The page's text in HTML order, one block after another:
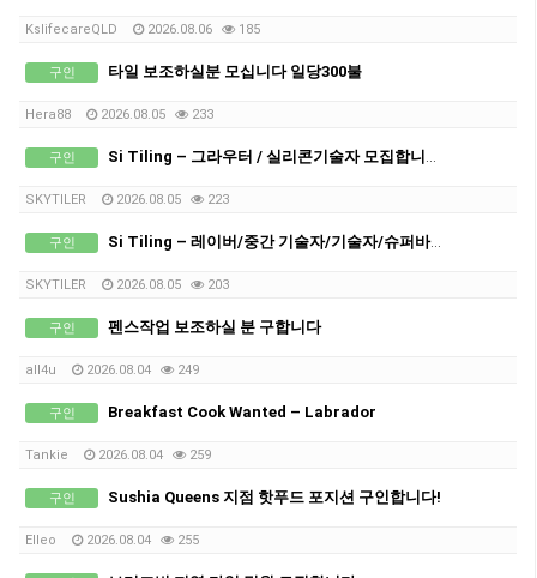
KslifecareQLD 2026.08.06 185
구인 타일 보조하실분 모십니다 일당300불
Hera88 2026.08.05 233
구인 Si Tiling – 그라우터 / 실리콘기술자 모집합니다!
SKYTILER 2026.08.05 223
구인 Si Tiling – 레이버/중간 기술자/기술자/슈퍼바이져 모집합니다!
SKYTILER 2026.08.05 203
구인 펜스작업 보조하실 분 구합니다
all4u 2026.08.04 249
구인 Breakfast Cook Wanted – Labrador
Tankie 2026.08.04 259
구인 Sushia Queens 지점 핫푸드 포지션 구인합니다!
Elleo 2026.08.04 255